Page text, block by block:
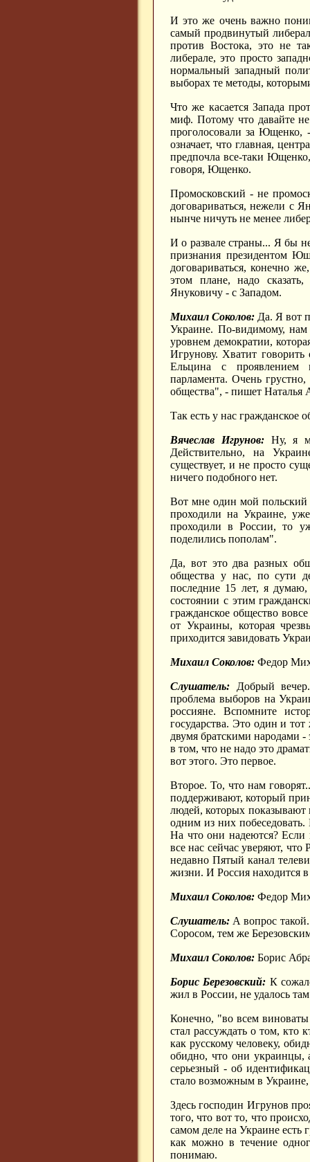
И это же очень важно
самый продвинутый
против Востока, это не
либерале, это просто
нормальный западный
выборах те методы,
Что же касается Запада
миф. Потому что давайте
проголосовали за
означает, что главная,
предпочла все-таки
говоря, Ющенко.
Промосковский - не
договариваться, нежели с
нынче ничуть не менее
И о развале страны... Я бы
признания президентом
договариваться, конечно
этом плане, надо
Януковичу - с Западом.
Михаил Соколов: Да. Я вот
Украине. По-видимому, нам
уровнем демократии,
Игрунову. Хватит
Ельцина с проявлением
парламента. Очень
общества", - пишет Наталья
Так есть у нас гражданское
Вячеслав Игрунов:Ну, я
Действительно, на
существует, и не просто
ничего подобного нет.
Вот мне один мой польский
проходили на Украине,
проходили в России, то
поделились пополам".
Да, вот это два разных
общества у нас, по сути
последние 15 лет, я
состоянии с этим
гражданское общество
от Украины, которая
приходится завидовать
Михаил Соколов: Федор
Слушатель: Добрый
проблема выборов на
россияне. Вспомните
государства. Это один и
двумя братскими народами
в том, что не надо это
вот этого. Это первое.
Второе. То, что нам
поддерживают, который
людей, которых показывают
одним из них
На что они надеются? Если
все нас сейчас уверяют, что
недавно Пятый канал
жизни. И Россия находится
Михаил Соколов: Федор
Слушатель: А вопрос
Соросом, тем же
Михаил Соколов: Борис
Борис Березовский: К
жил в России, не удалось
Конечно, "во всем
стал рассуждать о том, кто
как русскому человеку,
обидно, что они украинцы,
серьезный - об
стало возможным в
Здесь господин Игрунов
того, что вот то, что
самом деле на Украине есть
как можно в течение
понимаю.